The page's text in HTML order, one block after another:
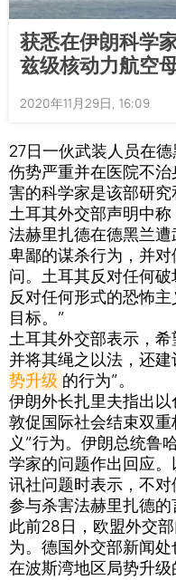
获悉在伊朗科学
兹级核动力航空
2020年11月29日, 16:09
27日一伙武装人员在
伤势严重并在医院不
害的科学家是该部研究
土耳其外交部声明中
法赫里扎德在德黑兰
卑鄙的谋杀行为，并
问。土耳其反对任何
反对任何形式的恐怖
目标。”
土耳其外交部表示，
并将其绳之以法，还
势升级 的行为”。
伊朗外长扎里夫指出以
敦促国际社会结束双
义”行为。伊朗总统鲁
学家的问题作出回应
讯社问题时表示，不
参与杀害法赫里扎德的
此前28日，欧盟外交
为。德国外交部新闻
在波斯湾地区局势升级